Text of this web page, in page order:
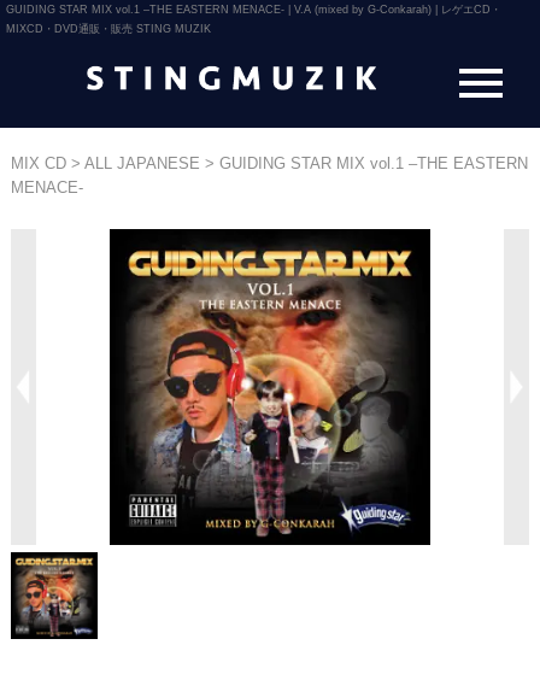
GUIDING STAR MIX vol.1 –THE EASTERN MENACE- | V.A (mixed by G-Conkarah) | レゲエCD・
MIXCD・DVD通販・販売 STING MUZIK
MIX CD> ALL JAPANESE > GUIDING STAR MIX vol.1 –THE EASTERN
MENACE-